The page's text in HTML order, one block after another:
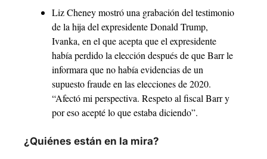
Liz Cheney mostró una grabación del testimonio
de la hija del expresidente Donald Trump,
Ivanka, en el que acepta que el expresidente
había perdido la elección después de que Barr le
informara que no había evidencias de un
supuesto fraude en las elecciones de 2020.
“Afectó mi perspectiva. Respeto al fiscal Barr y
por eso acepté lo que estaba diciendo”.
¿Quiénes están en la mira?